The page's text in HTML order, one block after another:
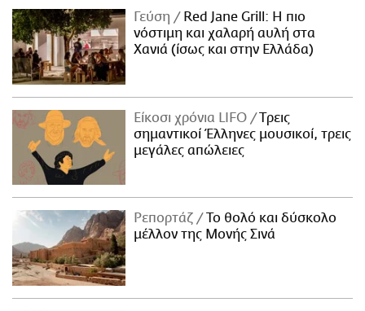
Γεύση
Red Jane Grill: Η πιο
νόστιμη και χαλαρή αυλή στα
Χανιά (ίσως και στην Ελλάδα)
Είκοσι χρόνια LIFO
Tρεις
σημαντικοί Έλληνες μουσικοί, τρεις
μεγάλες απώλειες
Ρεπορτάζ
Το θολό και δύσκολο
μέλλον της Μονής Σινά